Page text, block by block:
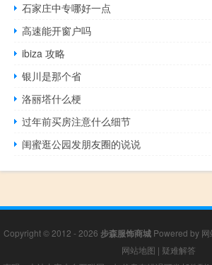
石家庄中专哪好一点
高速能开窗户吗
ibiza 攻略
银川是那个省
洛丽塔什么梗
过年前买房注意什么细节
闺蜜逛公园发朋友圈的说说
Copyright © 2012 - 2026 步森服饰商城Powered by
网站地图 | 疑难解答